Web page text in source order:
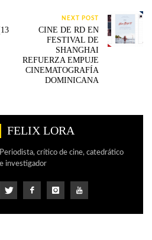
NEXT POST
CINE DE RD EN
FESTIVAL DE
SHANGHAI
REFUERZA EMPUJE
CINEMATOGRAFÍA
DOMINICANA
FELIX LORA
Periodista, crítico de cine, catedrático
e investigador